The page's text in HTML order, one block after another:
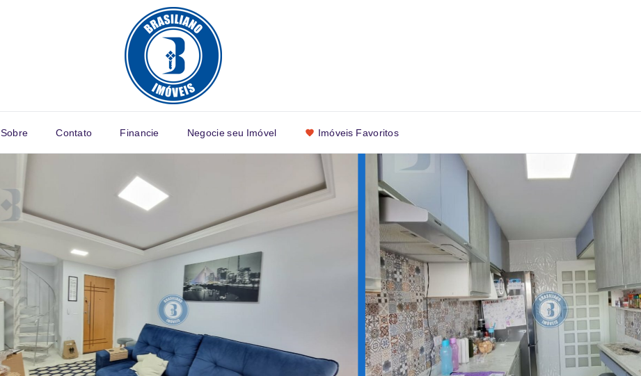
Sobre Contato Financie Negocie seu Imóvel Imóveis Favoritos